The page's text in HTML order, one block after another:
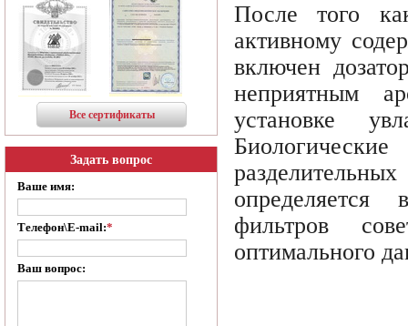
Все сертификаты
Задать вопрос
Ваше имя:
Телефон\E-mail:*
Ваш вопрос:
После того
активному
включен
неприятным
установке
определяется
фильтров
оптимального